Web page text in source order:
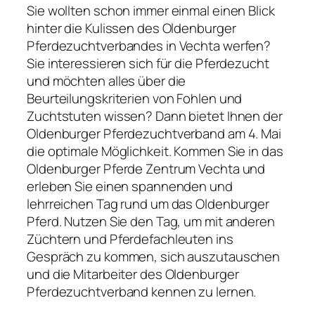
Sie wollten schon immer einmal einen Blick
hinter die Kulissen des Oldenburger
Pferdezuchtverbandes in Vechta werfen?
Sie interessieren sich für die Pferdezucht
und möchten alles über die
Beurteilungskriterien von Fohlen und
Zuchtstuten wissen? Dann bietet Ihnen der
Oldenburger Pferdezuchtverband am 4. Mai
die optimale Möglichkeit. Kommen Sie in das
Oldenburger Pferde Zentrum Vechta und
erleben Sie einen spannenden und
lehrreichen Tag rund um das Oldenburger
Pferd. Nutzen Sie den Tag, um mit anderen
Züchtern und Pferdefachleuten ins
Gespräch zu kommen, sich auszutauschen
und die Mitarbeiter des Oldenburger
Pferdezuchtverband kennen zu lernen.